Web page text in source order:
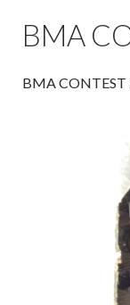
BMA
BMA CONTEST